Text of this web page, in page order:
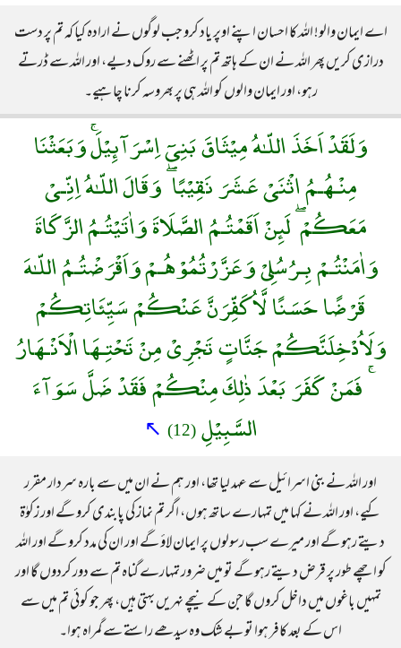
اے ایمان والو! اللہ کا احسان اپنے اوپر یاد کرو جب لوگوں نے ارادہ کیا کہ تم پر دست
درازی کریں پھر اللہ نے ان کے ہاتھ تم پر اٹھنے سے روک دیے، اور اللہ سے ڈرتے
رہو، اور ایمان والوں کو اللہ ہی پر بھروسہ کرنا چاہیے۔
وَلَقَدْ اَخَذَ اللّـٰهُ مِيْثَاقَ بَنِىٓ اِسْرَآئِيْلَۚ وَبَعَثْنَا
مِنْـهُـمُ اثْنَىْ عَشَرَ نَقِيْبًا ۖ وَقَالَ اللّـٰهُ اِنِّـىْ
مَعَكُمْ ۖ لَئِنْ اَقَمْتُـمُ الصَّلَاةَ وَاٰتَيْتُـمُ الزَّكَاةَ
وَاٰمَنْتُـمْ بِـرُسُلِىْ وَعَزَّرْتُمُوْهُـمْ وَاَقْرَضْتُـمُ اللّـٰهَ
قَرْضًا حَسَنًا لَّاُكَفِّرَنَّ عَنْكُمْ سَيِّئَاتِكُمْ
وَلَاُدْخِلَنَّكُمْ جَنَّاتٍ تَجْرِىْ مِنْ تَحْتِـهَا الْاَنْـهَارُ
ۚ فَمَنْ كَفَرَ بَعْدَ ذٰلِكَ مِنْكُمْ فَقَدْ ضَلَّ سَوَآءَ
السَّبِيْلِ (12)
↖
اور اللہ نے بنی اسرائیل سے عہد لیا تھا، اور ہم نے ان میں سے بارہ سردار مقرر
کیے، اور اللہ نے کہا میں تمہارے ساتھ ہوں، اگر تم نماز کی پابندی کرو گے اور زکوٰۃ
دیتے رہو گے اور میرے سب رسولوں پر ایمان لاؤ گے اور ان کی مدد کرو گے اور اللہ
کو اچھے طور پر قرض دیتے رہو گے تو میں ضرور تمہارے گناہ تم سے دور کردوں گا اور
تمہیں باغوں میں داخل کروں گا جن کے نیچے نہریں بہتی ہیں، پھر جو کوئی تم میں سے
اس کے بعد کافر ہوا تو بے شک وہ سیدھے راستے سے گمراہ ہوا۔